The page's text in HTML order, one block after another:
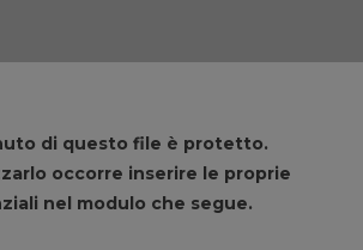
di questo file è protetto.
occorre inserire le proprie
nel modulo che segue.